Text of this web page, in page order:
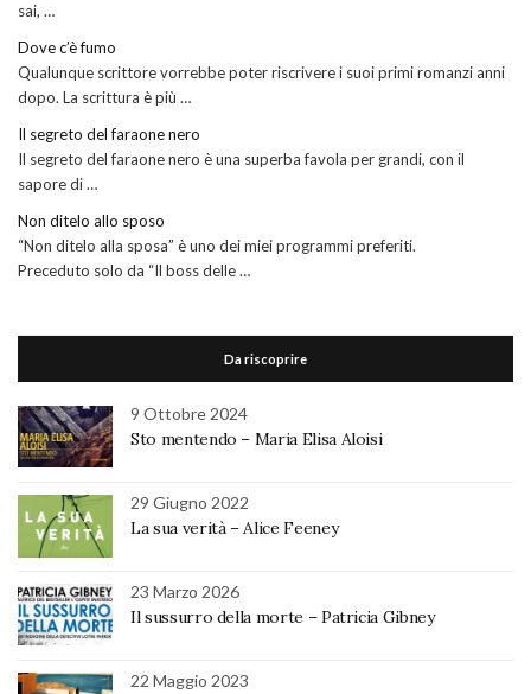
sai, …
Dove c’è fumo
Qualunque scrittore vorrebbe poter riscrivere i suoi primi romanzi anni
dopo. La scrittura è più …
Il segreto del faraone nero
Il segreto del faraone nero è una superba favola per grandi, con il
sapore di …
Non ditelo allo sposo
“Non ditelo alla sposa” è uno dei miei programmi preferiti.
Preceduto solo da “Il boss delle …
Da riscoprire
9 Ottobre 2024
Sto mentendo – Maria Elisa Aloisi
29 Giugno 2022
La sua verità – Alice Feeney
23 Marzo 2026
Il sussurro della morte – Patricia Gibney
22 Maggio 2023